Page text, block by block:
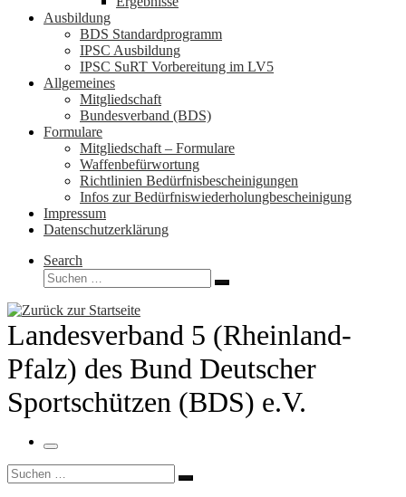
Ausbildung
BDS Standardprogramm
IPSC Ausbildung
IPSC SuRT Vorbereitung im LV5
Allgemeines
Mitgliedschaft
Bundesverband (BDS)
Formulare
Mitgliedschaft – Formulare
Waffenbefürwortung
Richtlinien Bedürfnisbescheinigungen
Infos zur Bedürfniswiederholungbescheinigung
Impressum
Datenschutzerklärung
Search
Suche
Suchen …
Landesverband 5 (Rheinland-
Pfalz) des Bund Deutscher
Sportschützen (BDS) e.V.
Menü
Suche
Suchen …